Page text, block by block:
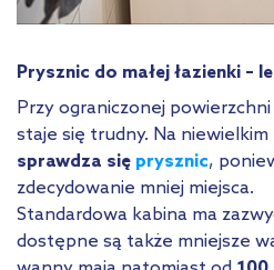
Prysznic do małej łazienki –
Przy ograniczonej
staje się trudny. Na
sprawdza się prysznic,
zdecydowanie mniej miejsca.
Standardowa kabina ma
dostępne są także mniejsze